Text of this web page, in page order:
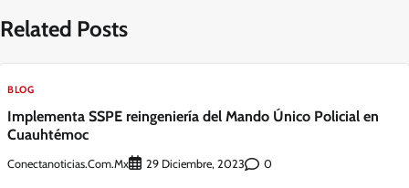
Related Posts
BLOG
Implementa SSPE reingeniería del Mando Único Policial en
Cuauhtémoc
Conectanoticias.com.mx 29 Diciembre, 2023 0